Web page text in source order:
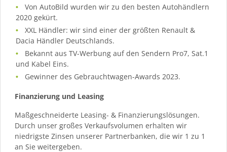
Von AutoBild wurden wir zu den besten Autohändlern
2020 gekürt.
XXL Händler: wir sind einer der größten Renault &
Dacia Händler Deutschlands.
Bekannt aus TV-Werbung auf den Sendern Pro7, Sat.1
und Kabel Eins.
Gewinner des Gebrauchtwagen-Awards 2023.
Finanzierung und Leasing
Maßgeschneiderte Leasing- & Finanzierungslösungen.
Durch unser großes Verkaufsvolumen erhalten wir
niedrigste Zinsen unserer Partnerbanken, die wir 1 zu 1
an Sie weitergeben.